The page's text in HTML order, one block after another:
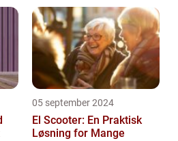
05 september 2024
El Scooter: En Praktisk
Løsning for Mange